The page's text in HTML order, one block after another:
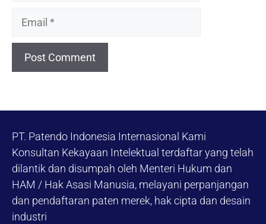
PT. Patendo Indonesia Internasional Kami
Konsultan Kekayaan Intelektual terdaftar yang telah
dilantik dan disumpah oleh Menteri Hukum dan
HAM / Hak Asasi Manusia, melayani perpanjangan
dan pendaftaran paten merek, hak cipta dan desain
industri